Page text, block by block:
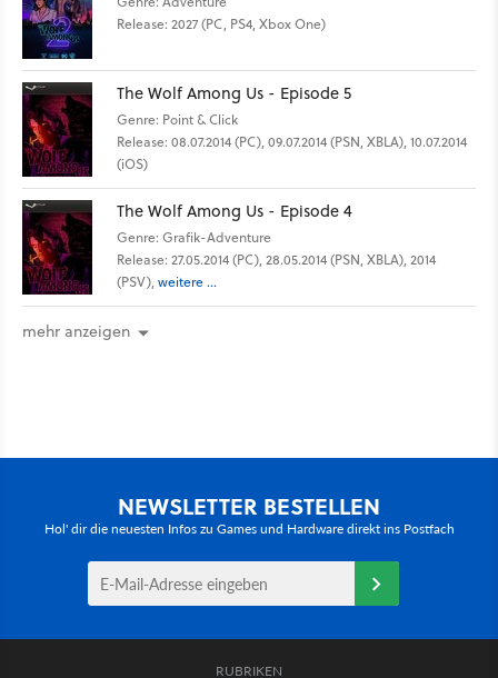
Release: 2027 (PC, PS4, Xbox One)
The Wolf Among Us - Episode 5
Genre: Point & Click
Release: 08.07.2014 (PC), 09.07.2014 (PSN, XBLA), 10.07.2014
(iOS)
The Wolf Among Us - Episode 4
Genre: Grafik-Adventure
Release: 27.05.2014 (PC), 28.05.2014 (PSN, XBLA), 2014
(PSV), weitere ...
mehr anzeigen
NEWSLETTER BESTELLEN
Hol' dir die neuesten Infos zu Games und Hardware direkt ins Postfach
RUBRIKEN